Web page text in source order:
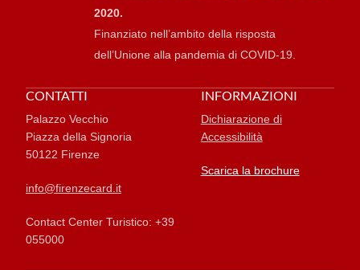
2020.
Finanziato nell’ambito della risposta
dell’Unione alla pandemia di COVID-19.
CONTATTI
Palazzo Vecchio
Piazza della Signoria
50122 Firenze
info@firenzecard.it
Contact Center Turistico: +39
055000
INFORMAZIONI
Dichiarazione di
Accessibilità
Scarica la brochure